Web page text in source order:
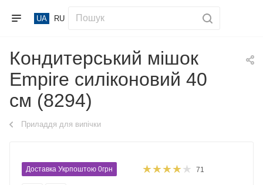
UA RU
Кондитерський мішок
Empire силіконовий 40
см (8294)
Приладдя для випічки
Доставка Укрпоштою 0грн 71